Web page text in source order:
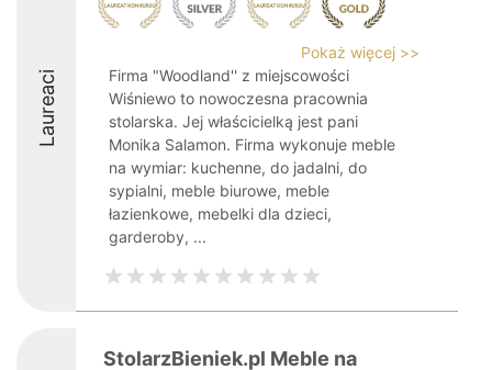
Laureaci
Pokaż więcej >>
Firma "Woodland'' z miejscowości
Wiśniewo to nowoczesna pracownia
stolarska. Jej właścicielką jest pani
Monika Salamon. Firma wykonuje meble
na wymiar: kuchenne, do jadalni, do
sypialni, meble biurowe, meble
łazienkowe, mebelki dla dzieci,
garderoby, ...
StolarzBieniek.pl Meble na